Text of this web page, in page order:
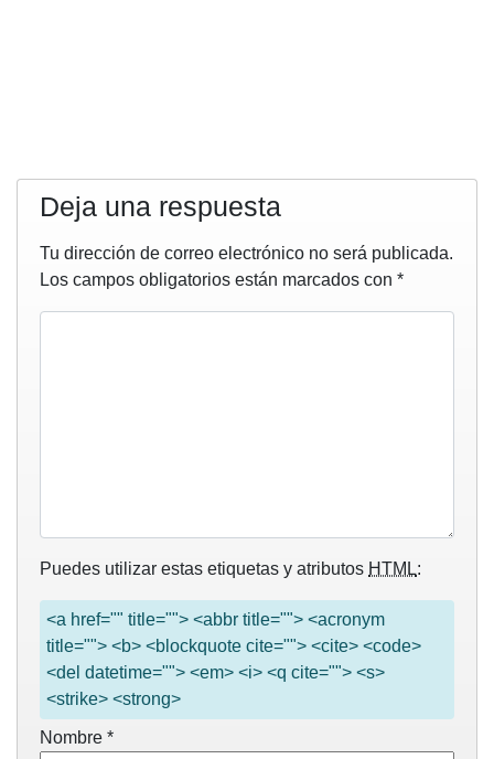
Deja una respuesta
Tu dirección de correo electrónico no será publicada.
Los campos obligatorios están marcados con *
Puedes utilizar estas etiquetas y atributos HTML:
<a href="" title=""> <abbr title=""> <acronym
title=""> <b> <blockquote cite=""> <cite> <code>
<del datetime=""> <em> <i> <q cite=""> <s>
<strike> <strong>
Nombre *